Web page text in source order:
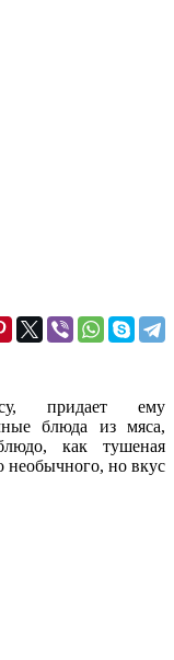
придает ему
блюда из мяса,
как тушеная
необычного, но вкус